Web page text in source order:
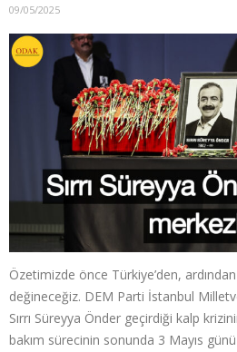
09/05/2025
Özetimizde önce Türkiye’den,
değineceğiz. DEM Parti İstanbul
Sırrı Süreyya Önder geçirdiği kalp
bakım sürecinin sonunda 3 Mayıs